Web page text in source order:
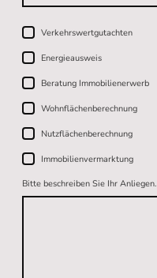
Verkehrswertgutachten
Energieausweis
Beratung Immobilienerwerb
Wohnflächenberechnung
Nutzflächenberechnung
Immobilienvermarktung
Bitte beschreiben Sie Ihr Anliegen.